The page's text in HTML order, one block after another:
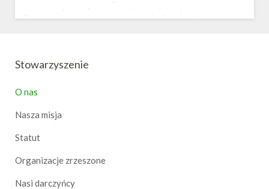
Stowarzyszenie
O nas
Nasza misja
Statut
Organizacje zrzeszone
Nasi darczyńcy